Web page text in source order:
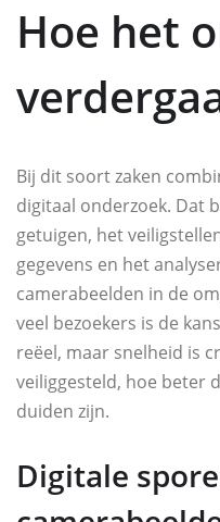
Hoe het
Bij dit soort zaken
digitaal onderzoek. Dat
getuigen, het
gegevens en het
camerabeelden in de
veel bezoekers is de
reëel, maar snelheid is
veiliggesteld, hoe beter
duiden zijn.
Digitale